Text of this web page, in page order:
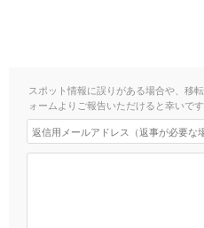
スポット情報に誤りがある場合や、移
ォームよりご報告いただけると幸いです